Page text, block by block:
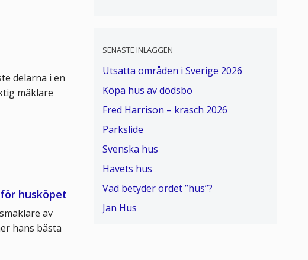
delarna i en
mäklare
husköpet
av
hans bästa
SENASTE INLÄGGEN
Utsatta områden i Sverige 2026
Köpa hus av dödsbo
Fred Harrison – krasch 2026
Parkslide
Svenska hus
Havets hus
Vad betyder ordet ”hus”?
Jan Hus